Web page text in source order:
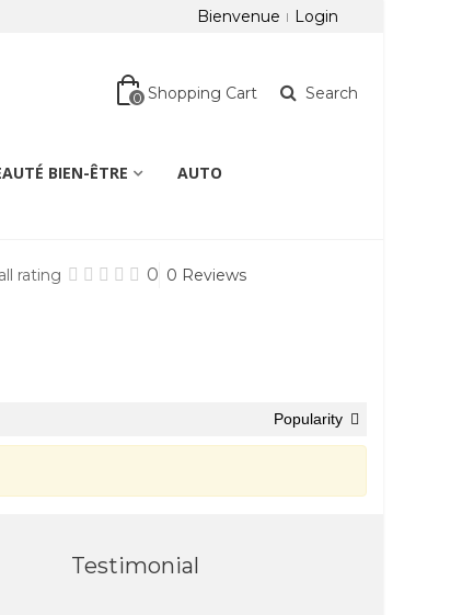
Bienvenue Login
0 Shopping Cart Search
BIEN-ÊTRE AUTO
rating 0 0 Reviews
Popularity
Testimonial